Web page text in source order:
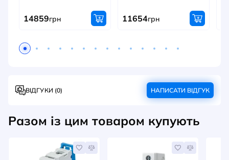
14859грн 11654грн
ВІДГУКИ (0) НАПИСАТИ ВІДГУК
Разом із цим товаром купують